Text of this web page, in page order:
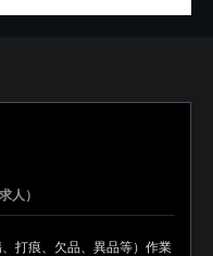
人）
、打痕、欠品、異品等）作業